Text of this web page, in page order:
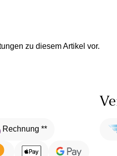
zu diesem Artikel vor.
Rechnung **